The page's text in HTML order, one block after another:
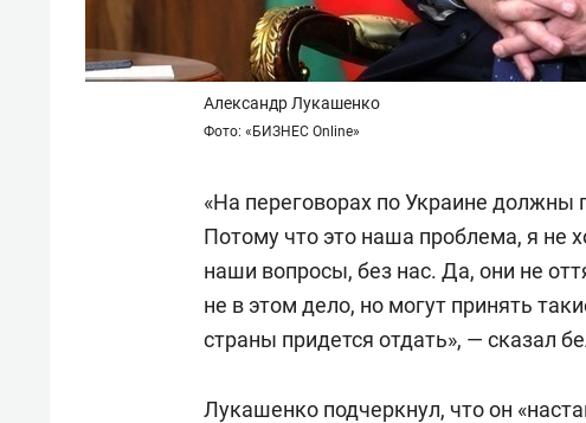
Александр Лукашенко
Фото: «БИЗНЕС Online»
«На переговорах по Украине должны
Потому что это наша проблема, я не
наши вопросы, без нас. Да, они не
не в этом дело, но могут принять
страны придется отдать», — сказал
Лукашенко подчеркнул, что он